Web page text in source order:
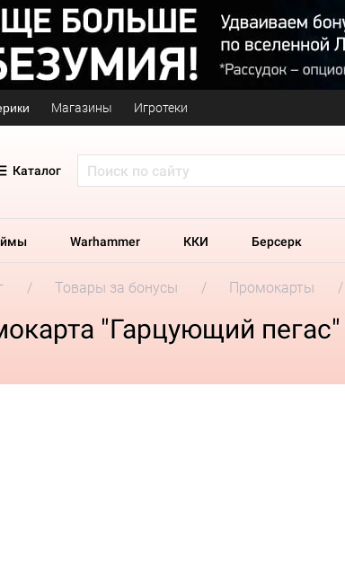
Магазины Игротеки
Каталог
Warhammer ККИ Берсерк
Товары за бонусы Промокарты
"Гарцующий пегас"